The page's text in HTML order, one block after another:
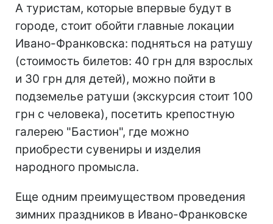
А туристам, которые впервые будут в
городе, стоит обойти главные локации
Ивано-Франковска: подняться на ратушу
(стоимость билетов: 40 грн для взрослых
и 30 грн для детей), можно пойти в
подземелье ратуши (экскурсия стоит 100
грн с человека), посетить крепостную
галерею "Бастион", где можно
приобрести сувениры и изделия
народного промысла.
Еще одним преимуществом проведения
зимних праздников в Ивано-Франковске